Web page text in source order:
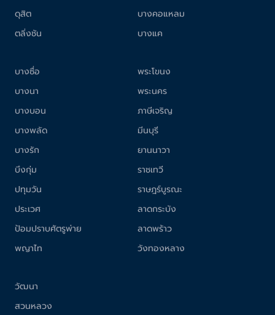
ดุสิต
ตลิ่งชัน
บางคอแหลม
บางแค
บางซื่อ
บางนา
บางบอน
บางพลัด
บางรัก
บึงกุ่ม
ปทุมวัน
ประเวศ
ป้อมปราบศัตรูพ่าย
พญาไท
พระโขนง
พระนคร
ภาษีเจริญ
มีนบุรี
ยานนาวา
ราชเทวี
ราษฎร์บูรณะ
ลาดกระบัง
ลาดพร้าว
วังทองหลาง
วัฒนา
สวนหลวง